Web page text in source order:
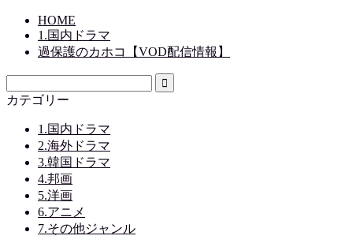
HOME
1.国内ドラマ
過保護のカホコ【VOD配信情報】
カテゴリー
1.国内ドラマ
2.海外ドラマ
3.韓国ドラマ
4.邦画
5.洋画
6.アニメ
7.その他ジャンル